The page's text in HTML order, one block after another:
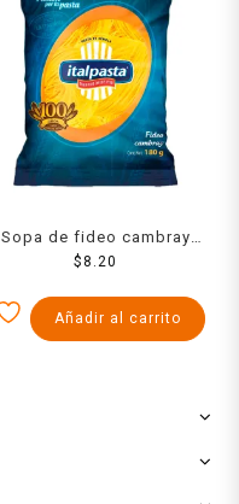
Sopa de fideo cambray
Italpasta 180 g
$ 8.20
Añadir al carrito